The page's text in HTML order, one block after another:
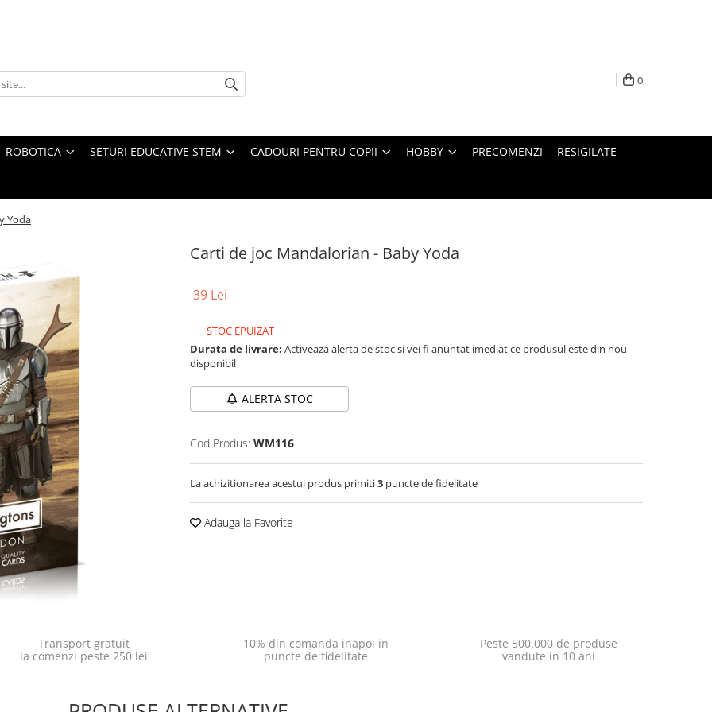
0
ROBOTICA SETURI EDUCATIVE STEM CADOURI PENTRU COPII HOBBY PRECOMENZI RESIGILATE
Yoda
Carti de joc Mandalorian - Baby Yoda
39 Lei
STOC EPUIZAT
Durata de livrare: Activeaza alerta de stoc si vei fi anuntat imediat ce produsul este din nou
disponibil
ALERTA STOC
Cod Produs: WM116
La achizitionarea acestui produs primiti3 puncte de fidelitate
Adauga la Favorite
Transport gratuit
la comenzi peste 250 lei
10% din comanda inapoi in
puncte de fidelitate
Peste 500.000 de produse
vandute in 10 ani